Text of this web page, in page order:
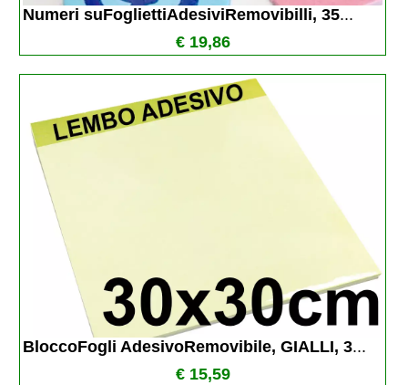
Numeri suFogliettiAdesiviRemovibilli, 35...
€ 19,86
BloccoFogli AdesivoRemovibile, GIALLI, 3...
€ 15,59